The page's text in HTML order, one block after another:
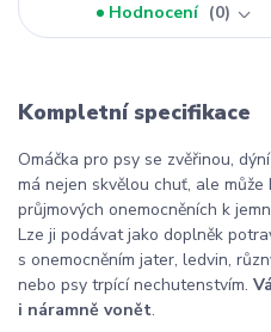
Hodnocení
0
Kompletní specifikace
Omáčka pro psy se zvěřinou,
má nejen skvělou chuť, ale
průjmových onemocněních k
Lze ji podávat jako doplněk
s onemocněním jater, ledvin,
nebo psy trpící nechutenstvím.
i náramně vonět.